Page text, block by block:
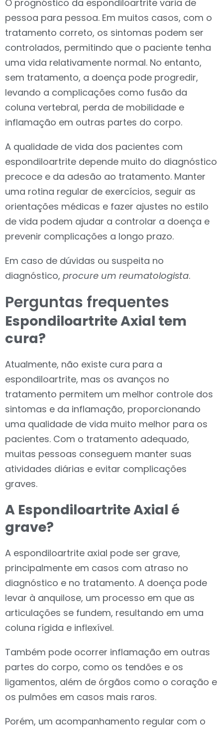
O prognóstico da espondiloartrite varia de
pessoa para pessoa. Em muitos casos, com o
tratamento correto, os sintomas podem ser
controlados, permitindo que o paciente tenha
uma vida relativamente normal. No entanto,
sem tratamento, a doença pode progredir,
levando a complicações como fusão da
coluna vertebral, perda de mobilidade e
inflamação em outras partes do corpo.
A qualidade de vida dos pacientes com
espondiloartrite depende muito do diagnóstico
precoce e da adesão ao tratamento. Manter
uma rotina regular de exercícios, seguir as
orientações médicas e fazer ajustes no estilo
de vida podem ajudar a controlar a doença e
prevenir complicações a longo prazo.
Em caso de dúvidas ou suspeita no
diagnóstico, procure um reumatologista.
Perguntas frequentes
Espondiloartrite Axial tem
cura?
Atualmente, não existe cura para a
espondiloartrite, mas os avanços no
tratamento permitem um melhor controle dos
sintomas e da inflamação, proporcionando
uma qualidade de vida muito melhor para os
pacientes. Com o tratamento adequado,
muitas pessoas conseguem manter suas
atividades diárias e evitar complicações
graves.
A Espondiloartrite Axial é
grave?
A espondiloartrite axial pode ser grave,
principalmente em casos com atraso no
diagnóstico e no tratamento. A doença pode
levar à anquilose, um processo em que as
articulações se fundem, resultando em uma
coluna rígida e inflexível.
Também pode ocorrer inflamação em outras
partes do corpo, como os tendões e os
ligamentos, além de órgãos como o coração e
os pulmões em casos mais raros.
Porém, um acompanhamento regular com o